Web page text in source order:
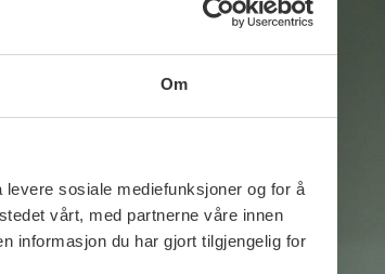
Om
sosiale mediefunksjoner og for å
vårt, med partnerne våre innen
informasjon du har gjort tilgjengelig for